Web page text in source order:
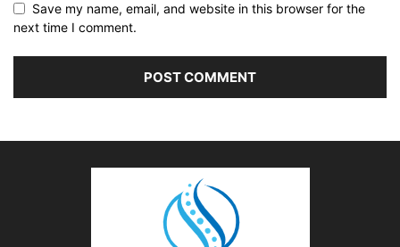
Save my name, email, and website in this browser for the
next time I comment.